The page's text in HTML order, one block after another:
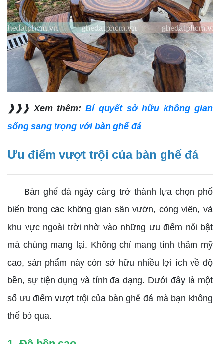
❱❱❱ Xem thêm: Bí quyết sở hữu không gian
sống sang trọng với bàn ghế đá
Ưu điểm vượt trội của bàn ghế đá
Bàn ghế đá ngày càng trở thành lựa chọn phổ
biến trong các không gian sân vườn, công viên, và
khu vực ngoài trời nhờ vào những ưu điểm nổi bật
mà chúng mang lại. Không chỉ mang tính thẩm mỹ
cao, sản phẩm này còn sở hữu nhiều lợi ích về độ
bền, sự tiện dụng và tính đa dạng. Dưới đây là một
số ưu điểm vượt trội của bàn ghế đá mà bạn không
thể bỏ qua.